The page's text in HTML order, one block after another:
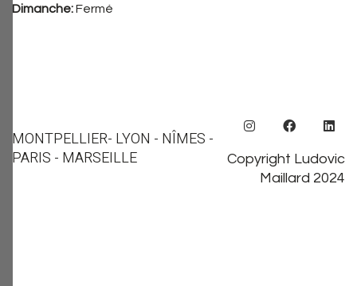
Dimanche:Fermé
Copyright Ludovic
Maillard 2024
MONTPELLIER- LYON - NÎMES -
PARIS - MARSEILLE